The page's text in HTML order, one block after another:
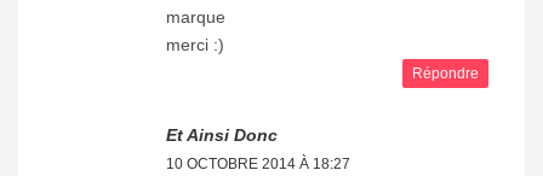
marque
merci :)
Répondre
Et Ainsi Donc
10 OCTOBRE 2014 À 18:27